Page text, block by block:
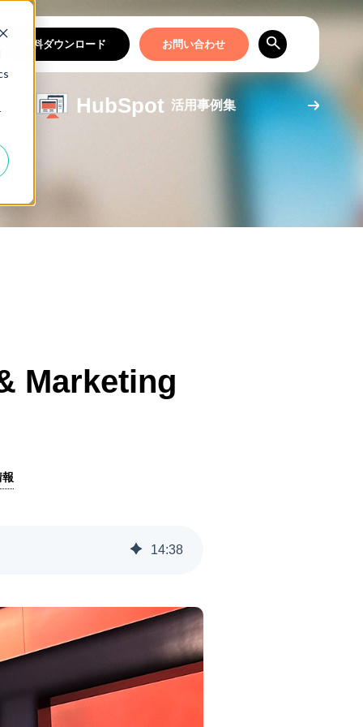
資料ダウンロード お問い合わせ
HubSpot 活用事例集
Marketing
14:38